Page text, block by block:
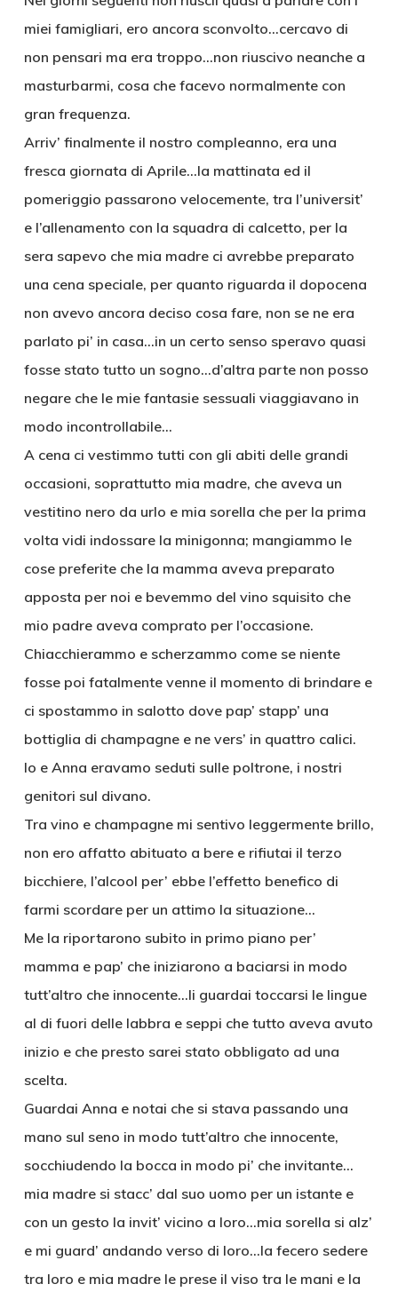
miei famigliari, ero ancora sconvolto…cercavo di
non pensari ma era troppo…non riuscivo neanche a
masturbarmi, cosa che facevo normalmente con
gran frequenza.
Arriv’ finalmente il nostro compleanno, era una
fresca giornata di Aprile…la mattinata ed il
pomeriggio passarono velocemente, tra l’universit’
e l’allenamento con la squadra di calcetto, per la
sera sapevo che mia madre ci avrebbe preparato
una cena speciale, per quanto riguarda il dopocena
non avevo ancora deciso cosa fare, non se ne era
parlato pi’ in casa…in un certo senso speravo quasi
fosse stato tutto un sogno…d’altra parte non posso
negare che le mie fantasie sessuali viaggiavano in
modo incontrollabile…
A cena ci vestimmo tutti con gli abiti delle grandi
occasioni, soprattutto mia madre, che aveva un
vestitino nero da urlo e mia sorella che per la prima
volta vidi indossare la minigonna; mangiammo le
cose preferite che la mamma aveva preparato
apposta per noi e bevemmo del vino squisito che
mio padre aveva comprato per l’occasione.
Chiacchierammo e scherzammo come se niente
fosse poi fatalmente venne il momento di brindare e
ci spostammo in salotto dove pap’ stapp’ una
bottiglia di champagne e ne vers’ in quattro calici.
Io e Anna eravamo seduti sulle poltrone, i nostri
genitori sul divano.
Tra vino e champagne mi sentivo leggermente brillo,
non ero affatto abituato a bere e rifiutai il terzo
bicchiere, l’alcool per’ ebbe l’effetto benefico di
farmi scordare per un attimo la situazione…
Me la riportarono subito in primo piano per’
mamma e pap’ che iniziarono a baciarsi in modo
tutt’altro che innocente…li guardai toccarsi le lingue
al di fuori delle labbra e seppi che tutto aveva avuto
inizio e che presto sarei stato obbligato ad una
scelta.
Guardai Anna e notai che si stava passando una
mano sul seno in modo tutt’altro che innocente,
socchiudendo la bocca in modo pi’ che invitante…
mia madre si stacc’ dal suo uomo per un istante e
con un gesto la invit’ vicino a loro…mia sorella si alz’
e mi guard’ andando verso di loro…la fecero sedere
tra loro e mia madre le prese il viso tra le mani e la